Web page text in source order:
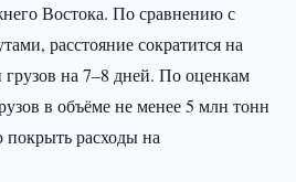
Востока. По сравнению с
расстояние сократится на
грузов на 7–8 дней. По оценкам
в объёме не менее 5 млн тонн
расходы на